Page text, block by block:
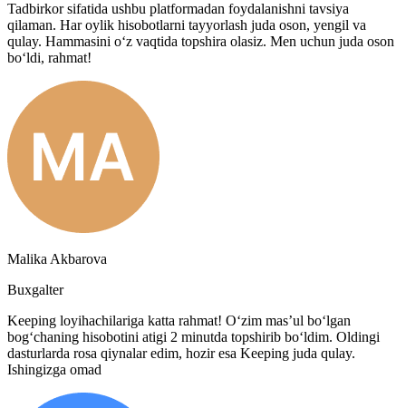
Tadbirkor sifatida ushbu platformadan foydalanishni tavsiya
qilaman. Har oylik hisobotlarni tayyorlash juda oson, yengil va
qulay. Hammasini o‘z vaqtida topshira olasiz. Men uchun juda oson
bo‘ldi, rahmat!
Malika Akbarova
Buxgalter
Keeping loyihachilariga katta rahmat! O‘zim mas’ul bo‘lgan
bog‘chaning hisobotini atigi 2 minutda topshirib bo‘ldim. Oldingi
dasturlarda rosa qiynalar edim, hozir esa Keeping juda qulay.
Ishingizga omad